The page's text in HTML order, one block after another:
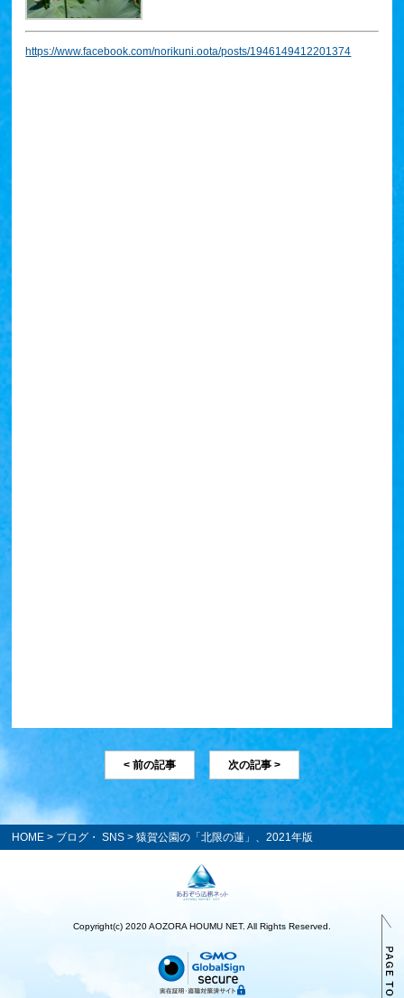
https://www.facebook.com/norikuni.oota/posts/1946149412201374
< 前の記事 次の記事 >
HOME > ブログ・ SNS > 猿賀公園の「北限の蓮」、2021年版
Copyright(c) 2020 AOZORA HOUMU NET. All Rights Reserved.